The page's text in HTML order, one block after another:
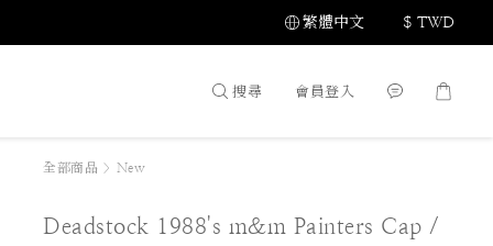
繁體中文 $ TWD
搜尋 會員登入
全部商品 > New
Deadstock 1988's m&m Painters Cap /